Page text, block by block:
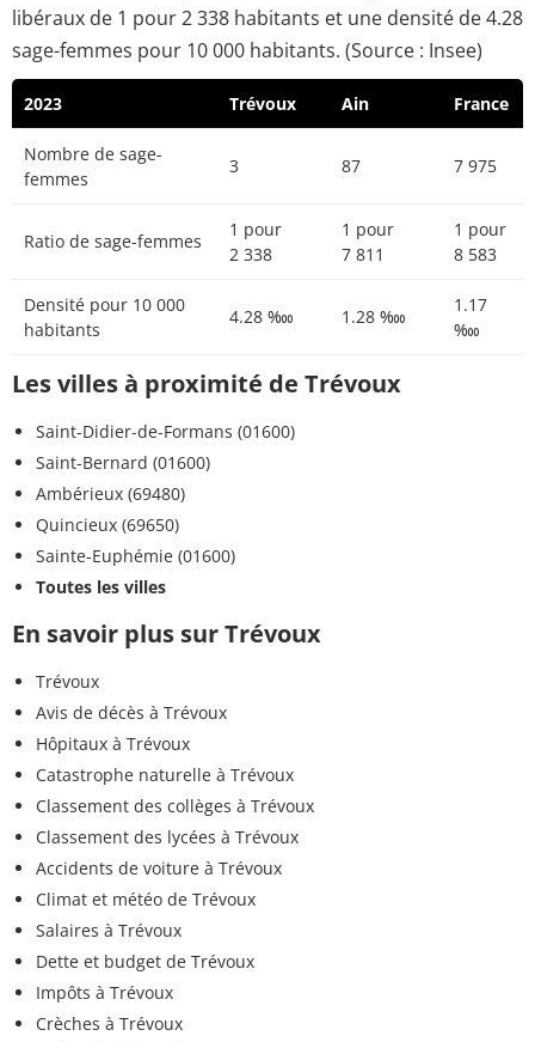
libéraux de 1 pour 2 338 habitants et une densité de 4.28
sage-femmes pour 10 000 habitants. (Source : Insee)
2023 Trévoux Ain France
Nombre de sage-
femmes
3 87 7 975
Ratio de sage-femmes
1 pour
2 338
1 pour
7 811
1 pour
8 583
Densité pour 10 000
habitants
4.28 ‱ 1.28 ‱
1.17
‱
Les villes à proximité de Trévoux
Saint-Didier-de-Formans (01600)
Saint-Bernard (01600)
Ambérieux (69480)
Quincieux (69650)
Sainte-Euphémie (01600)
Toutes les villes
En savoir plus sur Trévoux
Trévoux
Avis de décès à Trévoux
Hôpitaux à Trévoux
Catastrophe naturelle à Trévoux
Classement des collèges à Trévoux
Classement des lycées à Trévoux
Accidents de voiture à Trévoux
Climat et météo de Trévoux
Salaires à Trévoux
Dette et budget de Trévoux
Impôts à Trévoux
Crèches à Trévoux